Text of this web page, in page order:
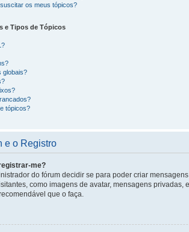
os meus tópicos?
e Tipos de Tópicos
globais?
tópicos?
e o Registro
me?
do fórum decidir se para poder criar
como imagens de avatar, mensagens
que o faça.